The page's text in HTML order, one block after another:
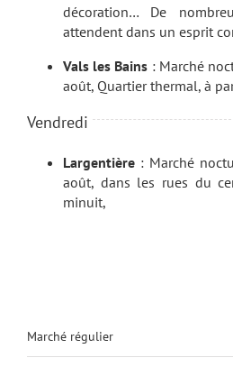
décoration… De
attendent dans un esprit
Vals les Bains : Marché
août, Quartier thermal, à
Vendredi
Largentière : Marché
août, dans les rues du
minuit,
Marché régulier